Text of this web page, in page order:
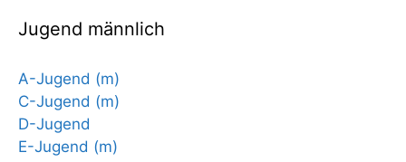
Jugend männlich
A-Jugend (m)
C-Jugend (m)
D-Jugend
E-Jugend (m)